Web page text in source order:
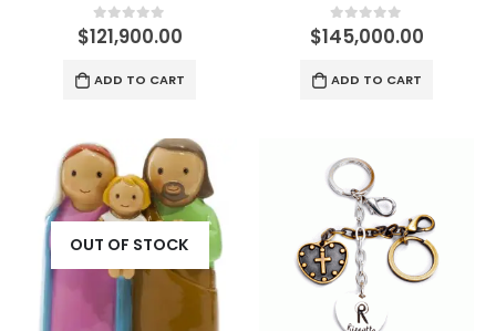
0out of 5
$121,900.00
ADD TO CART
0out of 5
$145,000.00
ADD TO CART
OUT OF STOCK